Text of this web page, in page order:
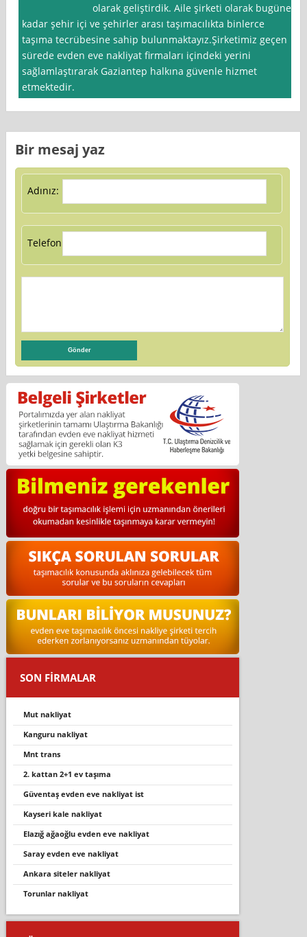
olarak geliştirdik. Aile şirketi olarak bugüne
kadar şehir içi ve şehirler arası taşımacılıkta binlerce
taşıma tecrübesine sahip bulunmaktayız.Şirketimiz geçen
sürede evden eve nakliyat firmaları içindeki yerini
sağlamlaştırarak Gaziantep halkına güvenle hizmet
etmektedir.
Bir mesaj yaz
Adınız:
Telefon:
SON FİRMALAR
mut nakli̇yat
kanguru nakliyat
mnt trans
2. kattan 2+1 ev taşıma
güventaş evden eve nakli̇yat i̇st
kayseri kale nakliyat
elaziğ ağaoğlu evden eve nakli̇yat
saray evden eve nakliyat
ankara siteler nakliyat
torunlar nakli̇yat